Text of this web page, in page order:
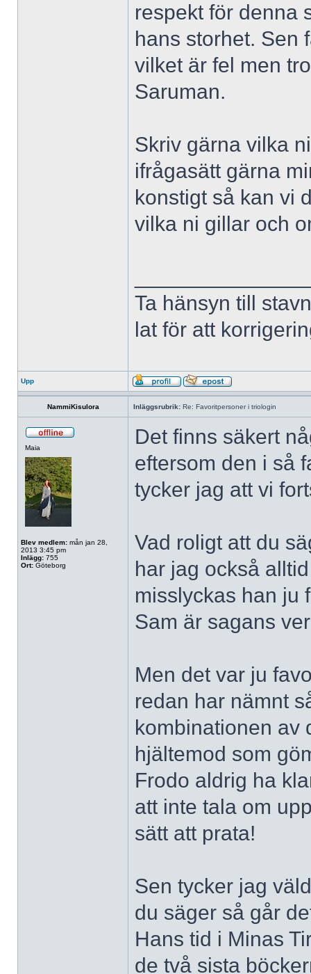
respekt för denna
hans storhet. Sen
vilket är fel men
Saruman.
Skriv gärna vilka
ifrågasätt gärna
konstigt så kan vi
vilka ni gillar och
Ta hänsyn till
lat för att
Upp
NammiKisulora Inläggsrubrik: Re: Favoritpersoner i triologin
Maia
Blev medlem: mån jan 28,
2013 3:45 pm
Inlägg: 755
Ort: Göteborg
Det finns säkert
eftersom den i så
tycker jag att vi
Vad roligt att du
har jag också
misslyckas han ju
Sam är sagans
Men det var ju
redan har nämnt
kombinationen av
hjältemod som
Frodo aldrig ha
att inte tala om
sätt att prata!
Sen tycker jag
du säger så går
Hans tid i Minas
de två sista